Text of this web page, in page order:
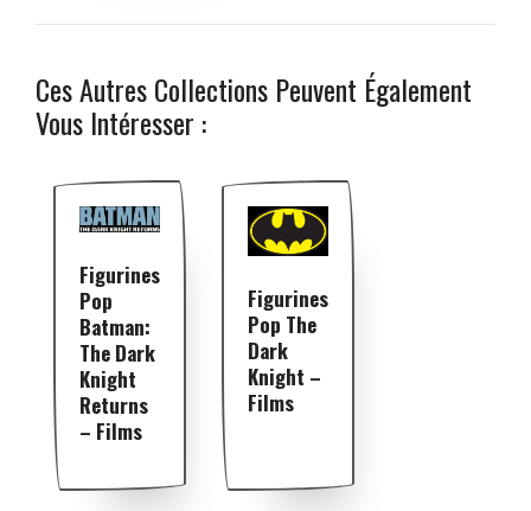
Ces Autres Collections Peuvent Également
Vous Intéresser :
Figurines
Pop
Batman:
The Dark
Knight
Returns
– Films
Figurines
Pop The
Dark
Knight –
Films